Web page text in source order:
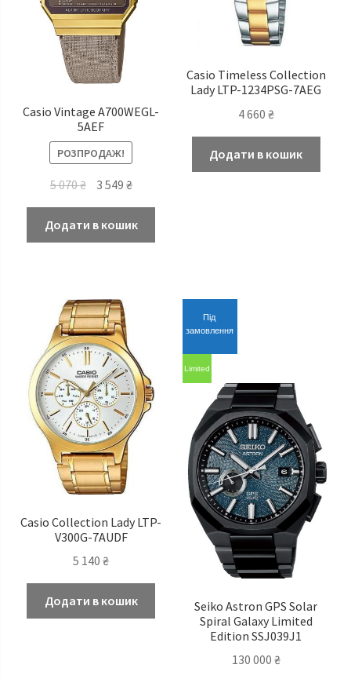
Casio Vintage A700WEGL-
5AEF
РОЗПРОДАЖ!
5 070₴ Оригінальна
ціна:
5
070 ₴.
3 549 ₴Поточна
ціна:
3
549 ₴.
Додати в кошик
Casio Timeless Сollection
Lady LTP-1234PSG-7AEG
4 660 ₴
Додати в кошик
Casio Сollection Lady LTP-
V300G-7AUDF
5 140₴
Додати в кошик
Під
замовлення
Limited
Seiko Astron GPS Solar
Spiral Galaxy Limited
Edition SSJ039J1
130 000 ₴